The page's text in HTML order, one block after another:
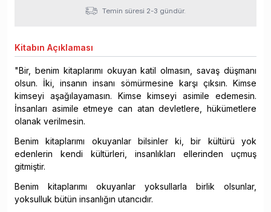
Temin süresi 2-3 gündür.
Kitabın Açıklaması
"Bir, benim kitaplarımı okuyan katil olmasın, savaş düşmanı
olsun. İki, insanın insanı sömürmesine karşı çıksın. Kimse
kimseyi aşağılayamasın. Kimse kimseyi asimile edemesin.
İnsanları asimile etmeye can atan devletlere, hükümetlere
olanak verilmesin.
Benim kitaplarımı okuyanlar bilsinler ki, bir kültürü yok
edenlerin kendi kültürleri, insanlıkları ellerinden uçmuş
gitmiştir.
Benim kitaplarımı okuyanlar yoksullarla birlik olsunlar,
yoksulluk bütün insanlığın utancıdır.